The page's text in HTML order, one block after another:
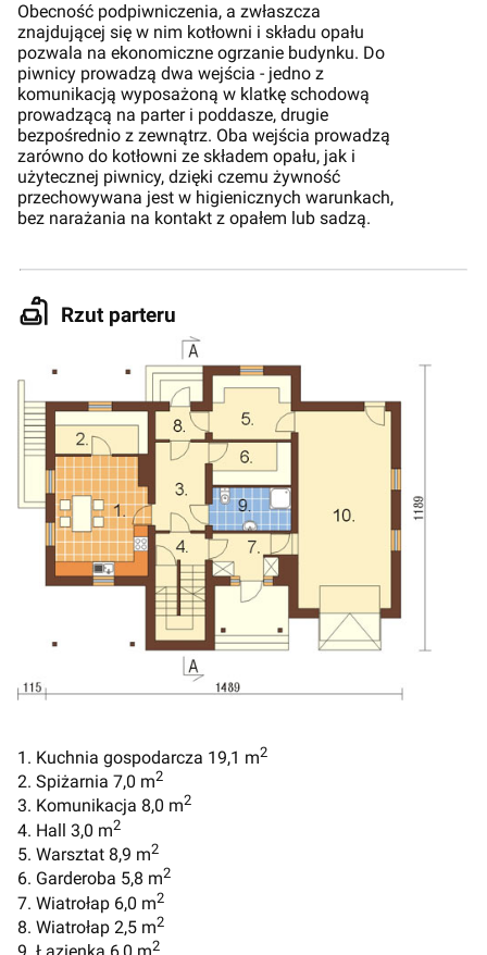
Obecność podpiwniczenia, a zwłaszcza
znajdującej się w nim kotłowni i składu opału
pozwala na ekonomiczne ogrzanie budynku. Do
piwnicy prowadzą dwa wejścia - jedno z
komunikacją wyposażoną w klatkę schodową
prowadzącą na parter i poddasze, drugie
bezpośrednio z zewnątrz. Oba wejścia prowadzą
zarówno do kotłowni ze składem opału, jak i
użytecznej piwnicy, dzięki czemu żywność
przechowywana jest w higienicznych warunkach,
bez narażania na kontakt z opałem lub sadzą.
Rzut parteru
1. Kuchnia gospodarcza 19,1 m2
2. Spiżarnia 7,0 m2
3. Komunikacja 8,0 m2
4. Hall 3,0 m2
5. Warsztat 8,9 m2
6. Garderoba 5,8 m2
7. Wiatrołap 6,0 m2
8. Wiatrołap 2,5 m2
2